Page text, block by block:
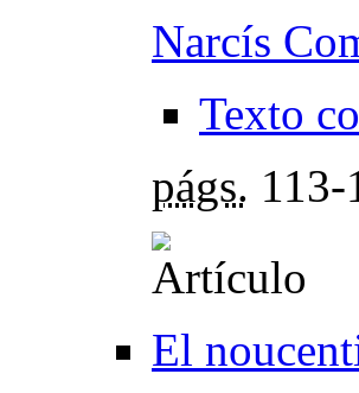
Narcís
Texto
págs. 113-
El